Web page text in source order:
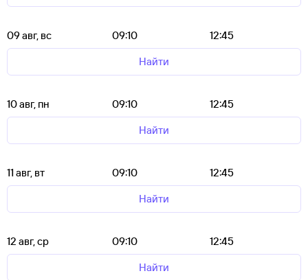
09 авг, вс 09:10
12:45
Найти
10 авг, пн 09:10
12:45
Найти
11 авг, вт 09:10
12:45
Найти
12 авг, ср 09:10
12:45
Найти